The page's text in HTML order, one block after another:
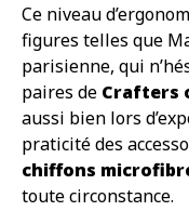
Ce niveau
figures telles que
parisienne, qui
paires de Crafters
aussi bien lors
praticité des
chiffons
toute circonstance.